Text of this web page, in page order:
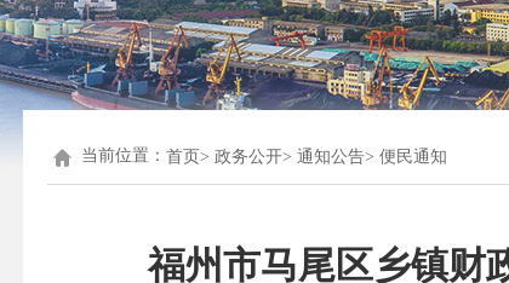
当前位置：首页 政务公开 通知公告 便民通知
福州市马尾区乡镇财